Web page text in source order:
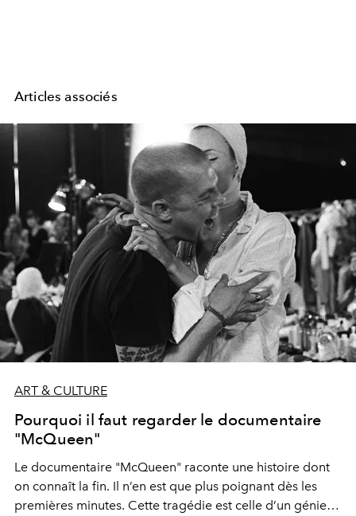
Articles associés
ART & CULTURE
Pourquoi il faut regarder le documentaire
"McQueen"
Le documentaire "McQueen" raconte une histoire dont
on connaît la fin. Il n’en est que plus poignant dès les
premières minutes. Cette tragédie est celle d’un génie